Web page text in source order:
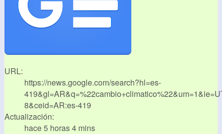
URL:
https://news.google.com/search?hl=es-
8&ceid=AR:es-419
Actualización:
hace 5 horas 4 mins